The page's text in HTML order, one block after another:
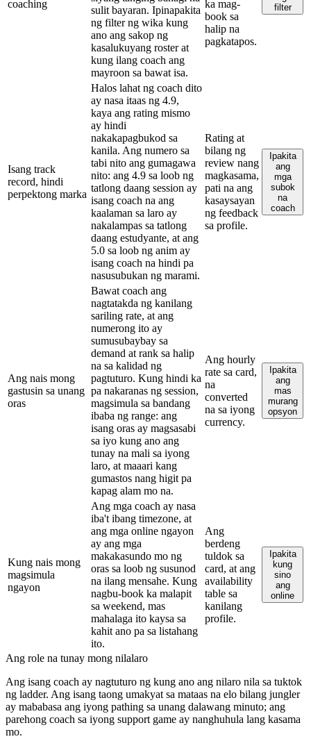
coaching
sulit bayaran. Ipinapakita
ng filter ng wika kung
ano ang sakop ng
kasalukuyang roster at
kung ilang coach ang
mayroon sa bawat isa.
ka mag-
book sa
halip na
pagkatapos.
filter
Isang track
record, hindi
perpektong marka
Halos lahat ng coach dito
ay nasa itaas ng 4.9,
kaya ang rating mismo
ay hindi
nakakapagbukod sa
kanila. Ang numero sa
tabi nito ang gumagawa
nito: ang 4.9 sa loob ng
tatlong daang session ay
isang coach na ang
kaalaman sa laro ay
nakalampas sa tatlong
daang estudyante, at ang
5.0 sa loob ng anim ay
isang coach na hindi pa
nasusubukan ng marami.
Rating at
bilang ng
review nang
magkasama,
pati na ang
kasaysayan
ng feedback
sa profile.
Ipakita
ang
mga
subok
na
coach
Ang nais mong
gastusin sa unang
oras
Bawat coach ang
nagtatakda ng kanilang
sariling rate, at ang
numerong ito ay
sumusubaybay sa
demand at rank sa halip
na sa kalidad ng
pagtuturo. Kung hindi ka
pa nakaranas ng session,
magsimula sa bandang
ibaba ng range: ang
isang oras ay magsasabi
sa iyo kung ano ang
tunay na mali sa iyong
laro, at maaari kang
gumastos nang higit pa
kapag alam mo na.
Ang hourly
rate sa card,
na
converted
na sa iyong
currency.
Ipakita
ang
mas
murang
opsyon
Kung nais mong
magsimula
ngayon
Ang mga coach ay nasa
iba't ibang timezone, at
ang mga online ngayon
ay ang mga
makakasundo mo ng
oras sa loob ng susunod
na ilang mensahe. Kung
nagbu-book ka malapit
sa weekend, mas
mahalaga ito kaysa sa
kahit ano pa sa listahang
ito.
Ang
berdeng
tuldok sa
card, at ang
availability
table sa
kanilang
profile.
Ipakita
kung
sino
ang
online
Ang role na tunay mong nilalaro
Ang isang coach ay nagtuturo ng kung ano ang nilaro nila sa tuktok
ng ladder. Ang isang taong umakyat sa mataas na elo bilang jungler
ay mababasa ang iyong pathing sa unang dalawang minuto; ang
parehong coach sa iyong support game ay nanghuhula lang kasama
mo.